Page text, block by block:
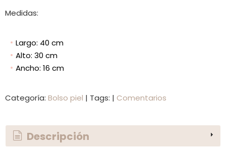
Medidas:
Largo: 40 cm
Alto: 30 cm
Ancho: 16 cm
Categoría: Bolso piel | Tags: | Comentarios
Descripción